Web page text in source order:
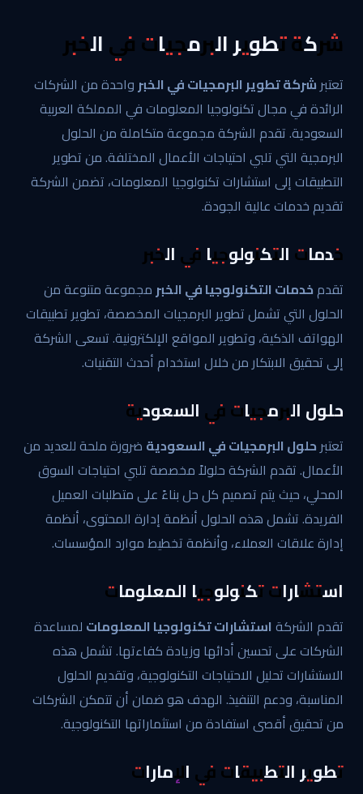
شركة تطوير البرمجيات في الخبر
تعتبرشركة تطوير البرمجيات في الخبرواحدة من الشركات
الرائدة في مجال تكنولوجيا المعلومات في المملكة العربية
السعودية. تقدم الشركة مجموعة متكاملة من الحلول
البرمجية التي تلبي احتياجات الأعمال المختلفة. من تطوير
التطبيقات إلى استشارات تكنولوجيا المعلومات، تضمن الشركة
تقديم خدمات عالية الجودة.
خدمات التكنولوجيا في الخبر
تقدمخدمات التكنولوجيا في الخبرمجموعة متنوعة من
الحلول التي تشمل تطوير البرمجيات المخصصة، تطوير تطبيقات
الهواتف الذكية، وتطوير المواقع الإلكترونية. تسعى الشركة
إلى تحقيق الابتكار من خلال استخدام أحدث التقنيات.
حلول البرمجيات في السعودية
تعتبرحلول البرمجيات في السعودية ضرورة ملحة للعديد من
الأعمال. تقدم الشركة حلولاً مخصصة تلبي احتياجات السوق
المحلي، حيث يتم تصميم كل حل بناءً على متطلبات العميل
الفريدة. تشمل هذه الحلول أنظمة إدارة المحتوى، أنظمة
إدارة علاقات العملاء، وأنظمة تخطيط موارد المؤسسات.
استشارات تكنولوجيا المعلومات
تقدم الشركة استشارات تكنولوجيا المعلومات لمساعدة
الشركات على تحسين أدائها وزيادة كفاءتها. تشمل هذه
الاستشارات تحليل الاحتياجات التكنولوجية، وتقديم الحلول
المناسبة، ودعم التنفيذ. الهدف هو ضمان أن تتمكن الشركات
من تحقيق أقصى استفادة من استثماراتها التكنولوجية.
تطوير التطبيقات في الإمارات